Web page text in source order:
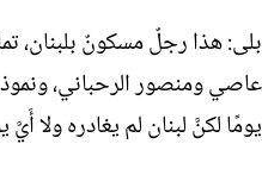
بلى: هذا رجلٌ مسكونٌ بلبنان،
عاصي ومنصور الرحباني،
يومًا لكنَّ لبنان لم يغادره ولا أَيَّ